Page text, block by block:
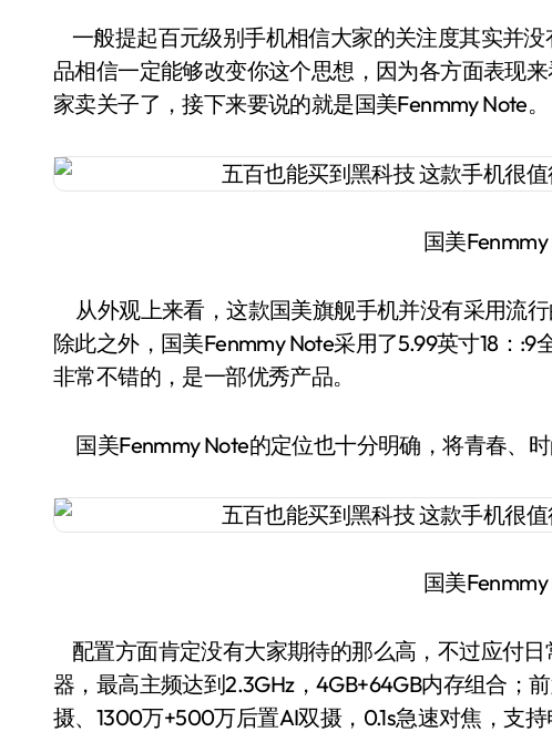
一般提起百元级别手机相信大家的关注度其实并没有多高，不过我今天要为大家推荐的这款产
品相信一定能够改变你这个思想，因为各方面表现
家卖关子了，接下来要说的就是国美Fenmmy Note。
国美
从外观上来看，这款国美旗舰手机并没有采用流行
除此之外，国美Fenmmy Note采用了5.99英寸18：
非常不错的，是一部优秀产品。
国美Fenmmy Note的定位也十分明确，将青春、时
国美
配置方面肯定没有大家期待的那么高，不过应付
器，最高主频达到2.3GHz，4GB+64GB内存组合；
摄、1300万+500万后置AI双摄，0.1s急速对焦，支持